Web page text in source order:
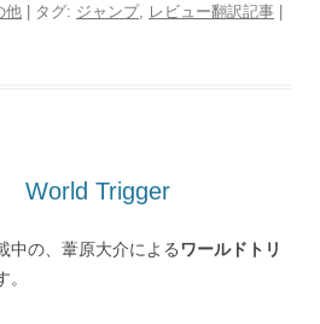
他 | タグ: ジャンプ, レビュー翻訳記事
World Trigger
中の、葦原大介による ワールドトリ